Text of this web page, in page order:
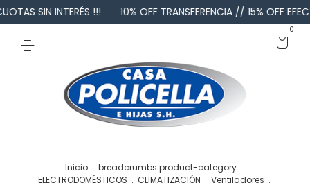
SIN INTERÉS !!! 10% OFF TRANSFERENCIA // 15% OFF
0
Inicio . breadcrumbs.product-category .
ELECTRODOMÉSTICOS . CLIMATIZACIÓN . Ventiladores .